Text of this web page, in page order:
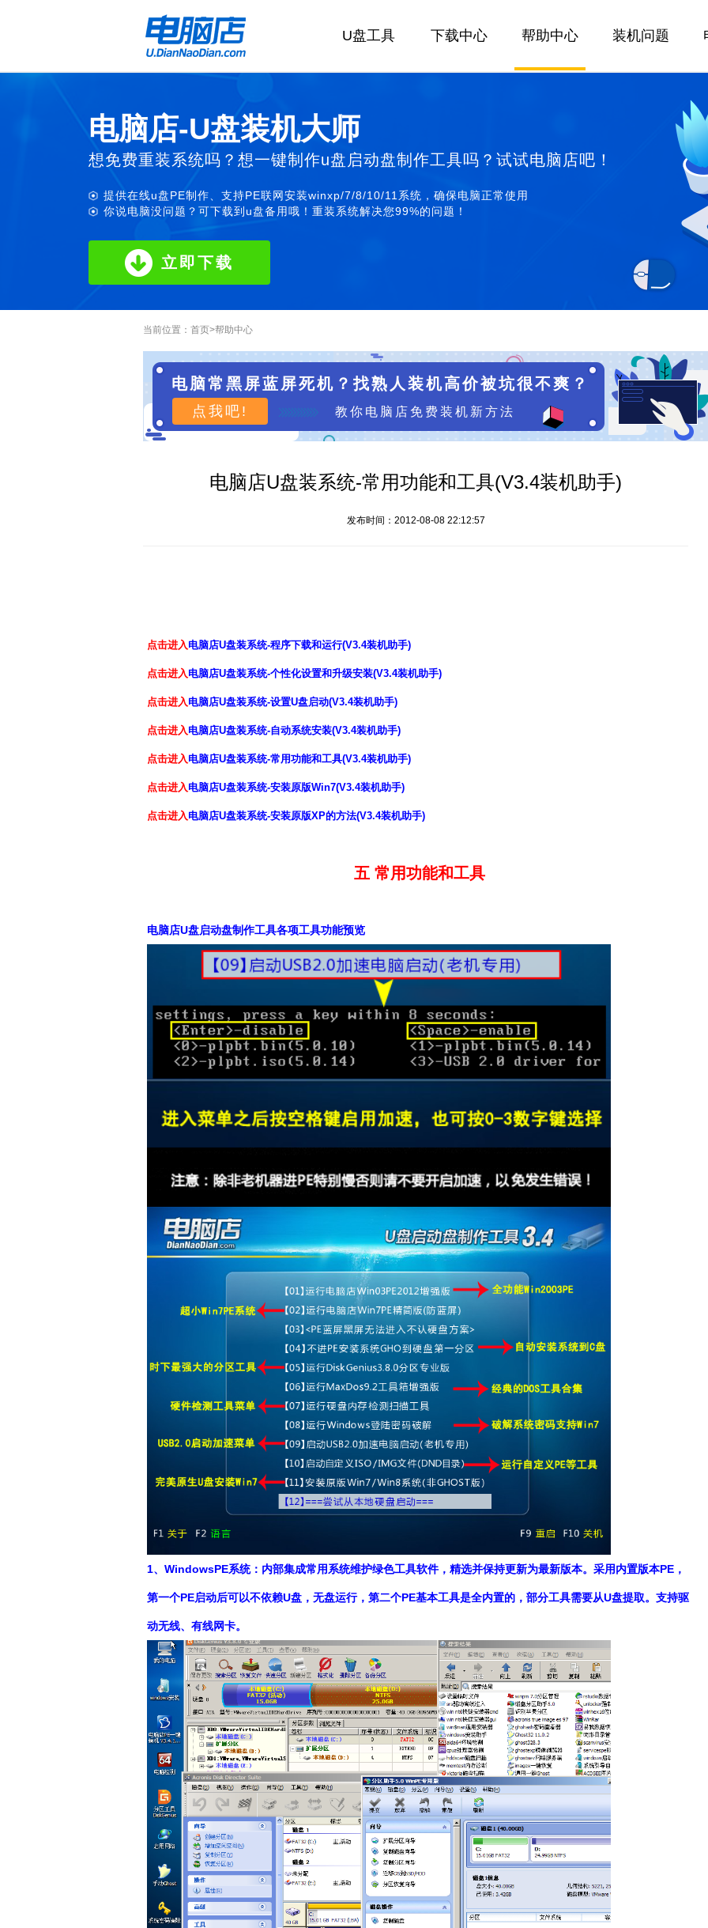
U盘工具 下载中心 帮助中心 装机问题
电脑店-U盘装机大师
想免费重装系统吗？想一键制作u盘启动盘制作工具吗？试试电脑店吧！
提供在线u盘PE制作、支持PE联网安装winxp/7/8/10/11系统，确保电脑正常使用
你说电脑没问题？可下载到u盘备用哦！重装系统解决您99%的问题！
立即下载
当前位置： 首页>帮助中心
电脑常黑屏蓝屏死机？找熟人装机高价被坑很不爽？
点我吧! 教你电脑店免费装机新方法
电脑店U盘装系统-常用功能和工具(V3.4装机助手)
发布时间：2012-08-08 22:12:57
点击进入电脑店U盘装系统-程序下载和运行(V3.4装机助手)
点击进入电脑店U盘装系统-个性化设置和升级安装(V3.4装机助手)
点击进入电脑店U盘装系统-设置U盘启动(V3.4装机助手)
点击进入电脑店U盘装系统-自动系统安装(V3.4装机助手)
点击进入电脑店U盘装系统-常用功能和工具(V3.4装机助手)
点击进入电脑店U盘装系统-安装原版Win7(V3.4装机助手)
点击进入电脑店U盘装系统-安装原版XP的方法(V3.4装机助手)
五 常用功能和工具
电脑店U盘启动盘制作工具各项工具功能预览
1、WindowsPE系统：内部集成常用系统维护绿色工具软件，精选并保持更新为最新版本。采用内置版本PE，
第一个PE启动后可以不依赖U盘，无盘运行，第二个PE基本工具是全内置的，部分工具需要从U盘提取。支持驱
动无线、有线网卡。